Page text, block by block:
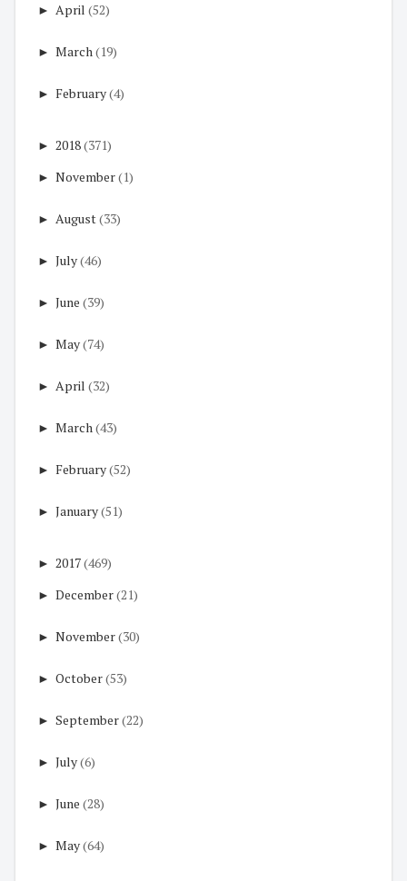
► April (52)
► March(19)
► February(4)
► 2018(371)
► November(1)
► August(33)
► July(46)
► June (39)
► May(74)
► April (32)
► March(43)
► February(52)
► January(51)
► 2017(469)
► December(21)
► November(30)
► October(53)
► September(22)
► July(6)
► June (28)
► May(64)